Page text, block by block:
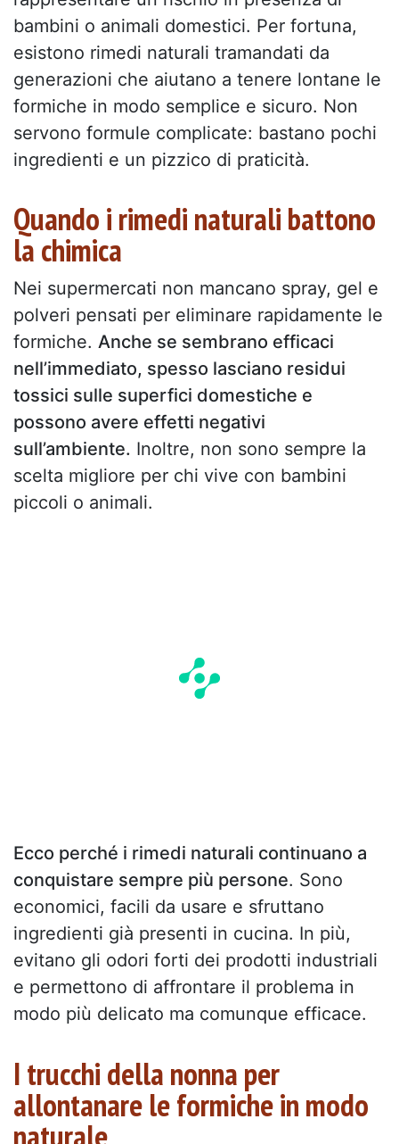
bambini o animali domestici. Per fortuna,
esistono rimedi naturali tramandati da
generazioni che aiutano a tenere lontane le
formiche in modo semplice e sicuro. Non
servono formule complicate: bastano pochi
ingredienti e un pizzico di praticità.
Quando i rimedi naturali battono
la chimica
Nei supermercati non mancano spray, gel e
polveri pensati per eliminare rapidamente le
formiche. Anche se sembrano efficaci
nell’immediato, spesso lasciano residui
tossici sulle superfici domestiche e
possono avere effetti negativi
sull’ambiente. Inoltre, non sono sempre la
scelta migliore per chi vive con bambini
piccoli o animali.
Ecco perché i rimedi naturali continuano a
conquistare sempre più persone. Sono
economici, facili da usare e sfruttano
ingredienti già presenti in cucina. In più,
evitano gli odori forti dei prodotti industriali
e permettono di affrontare il problema in
modo più delicato ma comunque efficace.
I trucchi della nonna per
allontanare le formiche in modo
naturale